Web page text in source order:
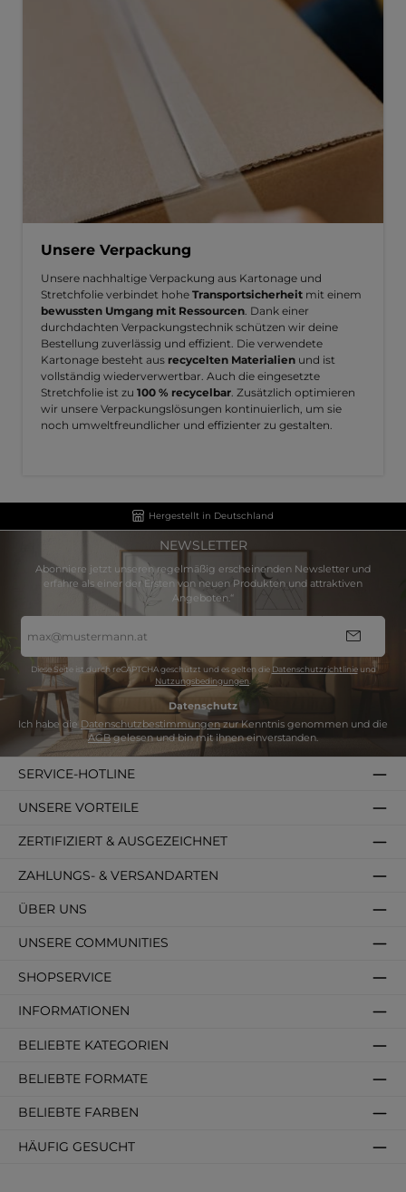
Unsere Verpackung
Unsere nachhaltige Verpackung aus Kartonage und
Stretchfolie verbindet hohe Transportsicherheit mit einem
bewussten Umgang mit Ressourcen. Dank einer
durchdachten Verpackungstechnik schützen wir deine
Bestellung zuverlässig und effizient. Die verwendete
Kartonage besteht aus recycelten Materialien und ist
vollständig wiederverwertbar. Auch die eingesetzte
Stretchfolie ist zu 100 % recycelbar. Zusätzlich optimieren
wir unsere Verpackungslösungen kontinuierlich, um sie
noch umweltfreundlicher und effizienter zu gestalten.
Hergestellt in Deutschland
NEWSLETTER
Abonniere jetzt unseren regelmäßig erscheinenden Newsletter und
erfahre als einer der Ersten von neuen Produkten und attraktiven
Angeboten.“
Mail-
Adresse
Diese Seite ist durch reCAPTCHA geschützt und es gelten die Datenschutzrichtlinieund
Nutzungsbedingungen
Datenschutz
Ich habe die Datenschutzbestimmungenzur Kenntnis genommen und die
AGBgelesen und bin mit ihnen einverstanden.
SERVICE-HOTLINE
SHOPSERVICE
INFORMATIONEN
BELIEBTE KATEGORIEN
BELIEBTE FORMATE
BELIEBTE FARBEN
HÄUFIG GESUCHT
ZAHLUNGS- & VERSANDARTEN
ÜBER UNS
ZERTIFIZIERT & AUSGEZEICHNET
UNSERE VORTEILE
UNSERE COMMUNITIES